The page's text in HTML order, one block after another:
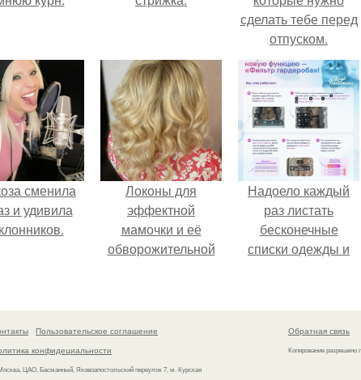
сделать тебе перед
отпуском.
сменила
и удивила
Локоны для
эффектной
мамочки и её
обворожительной
Надоело каждый
раз листать
бесконечные
списки одежды и
кусочкам?
Пользовательское соглашение
конфидециальности
ЦАО, Басманный, Яковоапостольский переулок 7, м. Курская
Обратная связь
Копирование разрешено